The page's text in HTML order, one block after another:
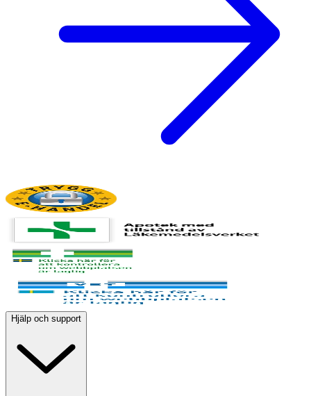
Hjälp och support